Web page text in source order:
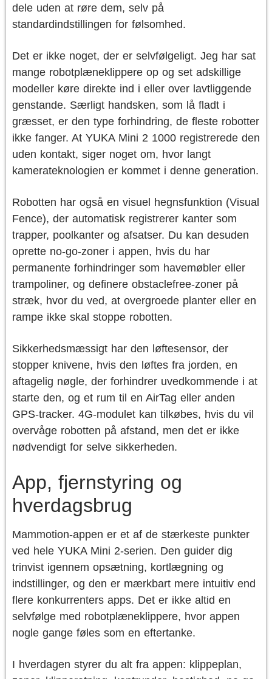
dele uden at røre dem, selv på
standardindstillingen for følsomhed.
Det er ikke noget, der er selvfølgeligt. Jeg har sat
mange robotplæneklippere op og set adskillige
modeller køre direkte ind i eller over lavtliggende
genstande. Særligt handsken, som lå fladt i
græsset, er den type forhindring, de fleste robotter
ikke fanger. At YUKA Mini 2 1000 registrerede den
uden kontakt, siger noget om, hvor langt
kamerateknologien er kommet i denne generation.
Robotten har også en visuel hegnsfunktion (Visual
Fence), der automatisk registrerer kanter som
trapper, poolkanter og afsatser. Du kan desuden
oprette no-go-zoner i appen, hvis du har
permanente forhindringer som havemøbler eller
trampoliner, og definere obstaclefree-zoner på
stræk, hvor du ved, at overgroede planter eller en
rampe ikke skal stoppe robotten.
Sikkerhedsmæssigt har den løftesensor, der
stopper knivene, hvis den løftes fra jorden, en
aftagelig nøgle, der forhindrer uvedkommende i at
starte den, og et rum til en AirTag eller anden
GPS-tracker. 4G-modulet kan tilkøbes, hvis du vil
overvåge robotten på afstand, men det er ikke
nødvendigt for selve sikkerheden.
App, fjernstyring og
hverdagsbrug
Mammotion-appen er et af de stærkeste punkter
ved hele YUKA Mini 2-serien. Den guider dig
trinvist igennem opsætning, kortlægning og
indstillinger, og den er mærkbart mere intuitiv end
flere konkurrenters apps. Det er ikke altid en
selvfølge med robotplæneklippere, hvor appen
nogle gange føles som en eftertanke.
I hverdagen styrer du alt fra appen: klippeplan,